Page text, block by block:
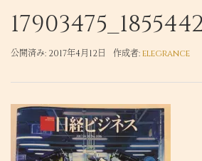
公開済み: 2017年4月12日 作成者:elegrance